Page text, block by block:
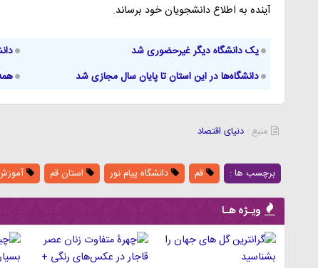
آینده به اطلاع دانشجویان خود برساند.
یک دانشگاه دیگر غیرحضوری شد
دانشگاه‌ها در این استان تا پایان سال مجازی شد
منبع : دنیای اقتصاد
برچسب ها : قم دانشگاه پیام نور استان قم
ویـژه هـا